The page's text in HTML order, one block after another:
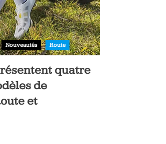
Nouveautés Route
quatre
de
et